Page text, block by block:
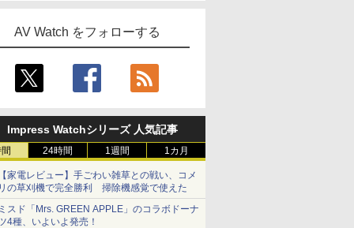
AV Watch をフォローする
Impress Watchシリーズ 人気記事
24時間 1週間 1カ月
家電レビュー】手ごわい雑草との戦い、コメ
の草刈機で完全勝利 掃除機感覚で使えた
スド「Mrs. GREEN APPLE」のコラボドーナ
4種、いよいよ発売！